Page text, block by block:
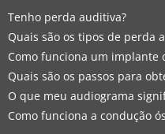
Tenho perda auditiva?
Quais são os tipos de perda
Como funciona um implante
Quais são os passos para
O que meu audiograma
Como funciona a condução